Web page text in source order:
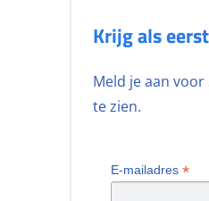
Krijg als
Meld je aan
te zien.
E-mailadres *